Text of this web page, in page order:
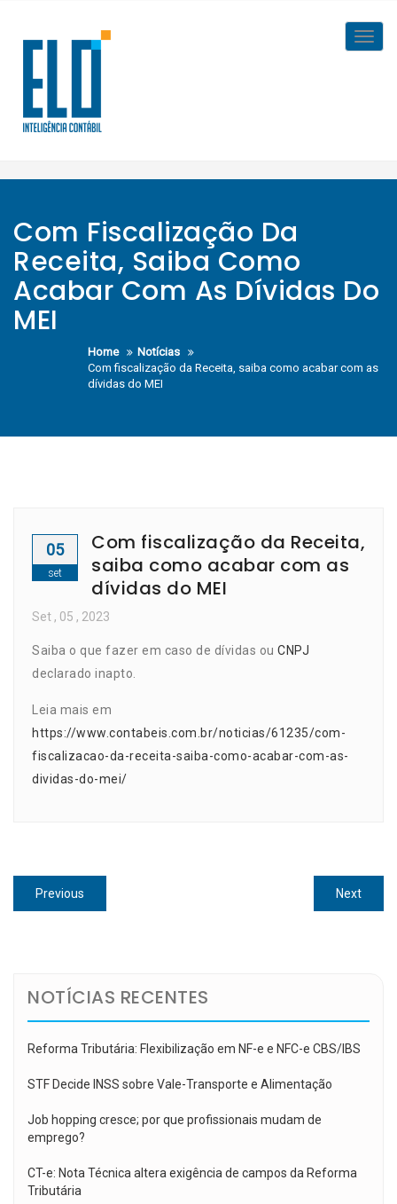
content
Com Fiscalização Da
Receita, Saiba Como
Acabar Com As Dívidas Do
MEI
Home
Notícias
Com fiscalização da Receita, saiba como acabar com as
dívidas do MEI
05
set
Com fiscalização da Receita,
saiba como acabar com as
dívidas do MEI
Set , 05 , 2023
Saiba o que fazer em caso de dívidas ou CNPJ
declarado inapto.
Leia mais em
https://www.contabeis.com.br/noticias/61235/com-
fiscalizacao-da-receita-saiba-como-acabar-com-as-
dividas-do-mei/
Navegação
de
Previous
post:
NextNext
post:
NOTÍCIAS RECENTES
Reforma Tributária: Flexibilização em NF-e e NFC-e CBS/IBS
STF Decide INSS sobre Vale-Transporte e Alimentação
Job hopping cresce; por que profissionais mudam de
emprego?
CT-e: Nota Técnica altera exigência de campos da Reforma
Tributária